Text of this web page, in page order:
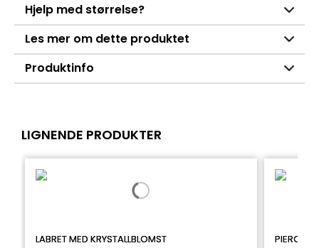
Hjelp med størrelse?
Les mer om dette produktet
Produktinfo
LIGNENDE PRODUKTER
LABRET MED KRYSTALLBLOMST